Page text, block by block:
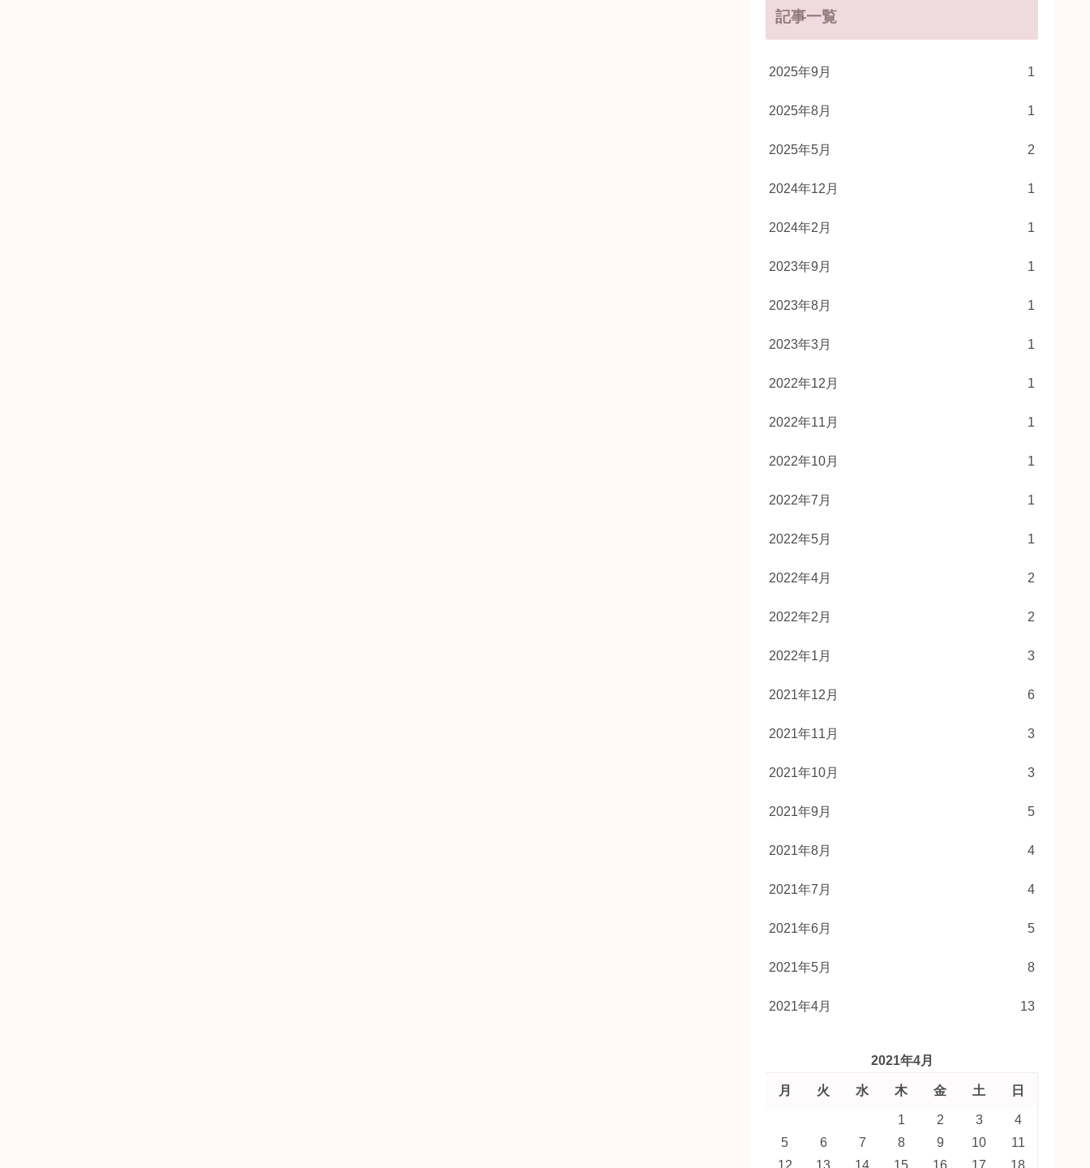
記事一覧
2025年9月 1
2025年8月 1
2025年5月 2
2024年12月 1
2024年2月 1
2023年9月 1
2023年8月 1
2023年3月 1
2022年12月 1
2022年11月 1
2022年10月 1
2022年7月 1
2022年5月 1
2022年4月 2
2022年2月 2
2022年1月 3
2021年12月 6
2021年11月 3
2021年10月 3
2021年9月 5
2021年8月 4
2021年7月 4
2021年6月 5
2021年5月 8
2021年4月 13
2021年4月
月 火 水 木 金 土 日
1 2 3
4
5
6 7 8 9 10
11